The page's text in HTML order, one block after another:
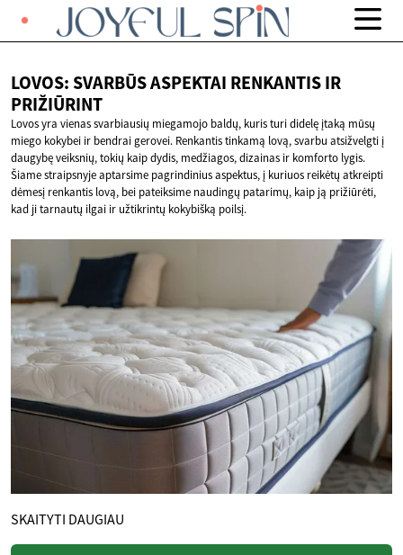
LOVOS: SVARBŪS ASPEKTAI RENKANTISIR
PRIŽIŪRINT
Lovos yra vienas svarbiausių miegamojo baldų, kuris turi didelę įtaką mūsų
miego kokybei ir bendrai gerovei. Renkantis tinkamą lovą, svarbu atsižvelgti į
daugybę veiksnių, tokių kaip dydis, medžiagos, dizainas ir komforto lygis.
Šiame straipsnyje aptarsime pagrindinius aspektus, į kuriuos reikėtų atkreipti
dėmesį renkantis lovą, bei pateiksime naudingų patarimų, kaip ją prižiūrėti,
kad ji tarnautų ilgai ir užtikrintų kokybišką poilsį.
SKAITYTI DAUGIAU